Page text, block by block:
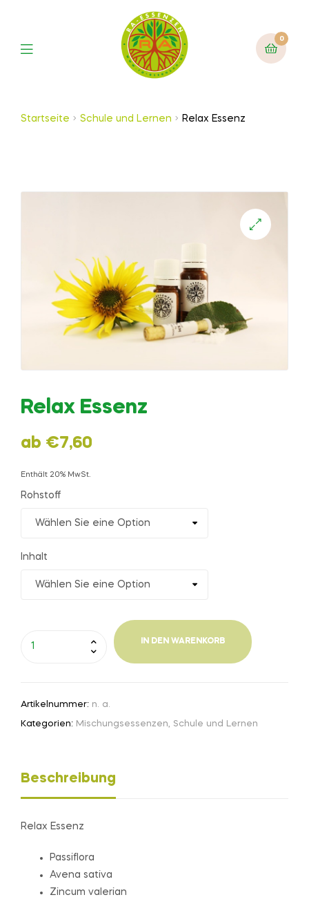
0
Startseite Schule und Lernen Relax Essenz
Relax Essenz
ab €7,60
Enthält 20% MwSt.
Rohstoff
Inhalt
IN DEN WARENKORB
Artikelnummer: n. a.
Kategorien: Mischungsessenzen, Schule und Lernen
Beschreibung
Relax Essenz
Passiflora
Avena sativa
Zincum valerian